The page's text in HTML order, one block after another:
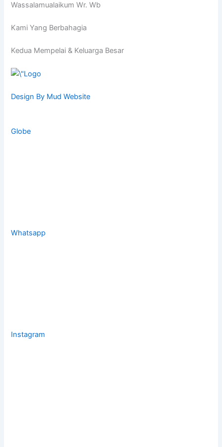
Wassalamualaikum Wr. Wb
Kami Yang Berbahagia
Kedua Mempelai & Keluarga Besar
Design By Mud Website
Globe
Whatsapp
Instagram